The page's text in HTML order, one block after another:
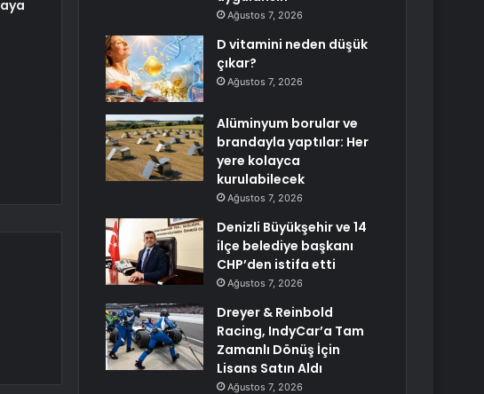
Ağustos 7, 2026
D vitamini neden düşük
çıkar?
Ağustos 7, 2026
Alüminyum borular ve
brandayla yaptılar: Her
yere kolayca
kurulabilecek
Ağustos 7, 2026
Denizli Büyükşehir ve 14
ilçe belediye başkanı
CHP’den istifa etti
Ağustos 7, 2026
Dreyer & Reinbold
Racing, IndyCar’a Tam
Zamanlı Dönüş İçin
Lisans Satın Aldı
Ağustos 7, 2026